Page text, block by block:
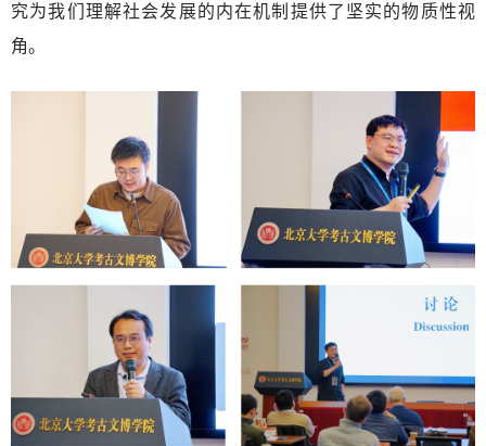
究为我们理解社会发展的内在机制提供了坚实的物质性视
角。